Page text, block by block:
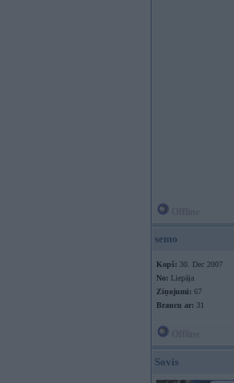
semo
Kopš: 30. Dec 2007
No: Liepāja
Ziņojumi: 67
Braucu ar: 31
Sovis